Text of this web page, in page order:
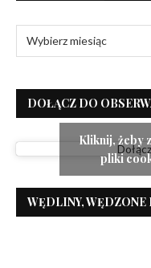
DOŁĄCZ DO
Kliknij, żeby
pliki
WĘDLINY, WĘDZONE